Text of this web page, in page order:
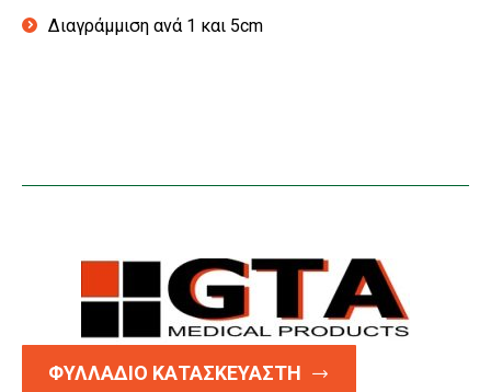
Διαγράμμιση ανά 1 και 5cm
ΦΥΛΛΑΔΙΟ ΚΑΤΑΣΚΕΥΑΣΤΗ